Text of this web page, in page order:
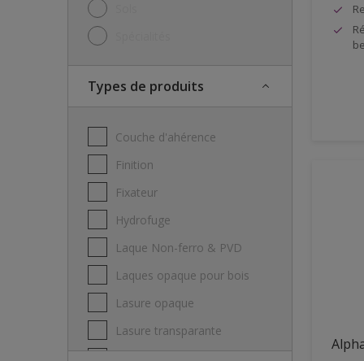
Types de produits
Couche d'ahérence
Finition
Fixateur
Hydrofuge
Laque Non-ferro & PVD
Laques opaque pour bois
Lasure opaque
Lasure transparante